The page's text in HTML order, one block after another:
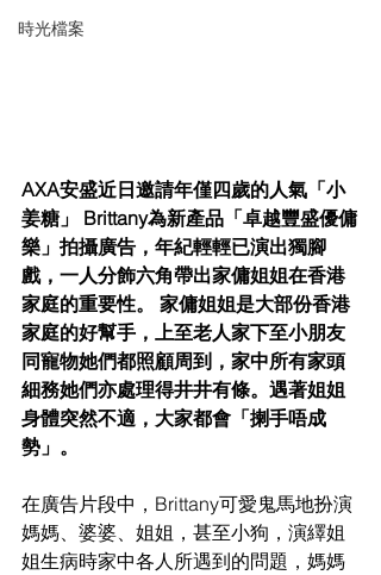
時光檔案
AXA安盛近日邀請年僅四歲的人氣「小
姜糖」 Brittany為新產品「卓越豐盛優傭
樂」拍攝廣告，年紀輕輕已演出獨腳
戲，一人分飾六角帶出家傭姐姐在香港
家庭的重要性。 家傭姐姐是大部份香港
家庭的好幫手，上至老人家下至小朋友
同寵物她們都照顧周到，家中所有家頭
細務她們亦處理得井井有條。遇著姐姐
身體突然不適，大家都會「揦手唔成
勢」。
在廣告片段中，Brittany可愛鬼馬地扮演
媽媽、婆婆、姐姐，甚至小狗，演繹姐
姐生病時家中各人所遇到的問題，媽媽